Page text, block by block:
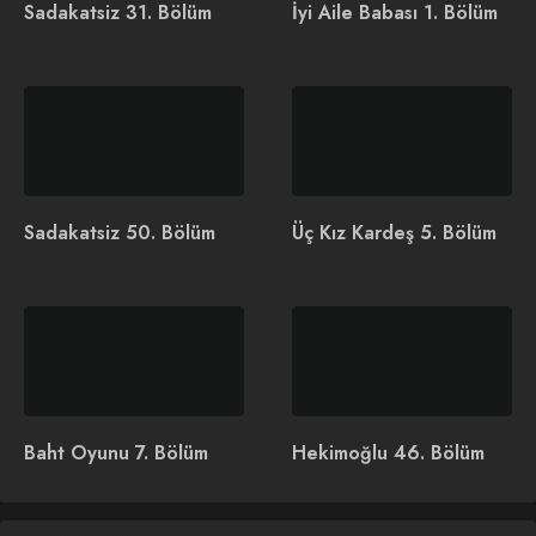
karışıyor, yine de Fırat bu durumu kendi lehine çevirmek için
elinden geleni yapıyor.
Sadakatsiz 31. Bölüm İyi Aile Babası 1. Bölüm
Sadakatsiz 50. Bölüm Üç Kız Kardeş 5. Bölüm
Baht Oyunu 7. Bölüm Hekimoğlu 46. Bölüm